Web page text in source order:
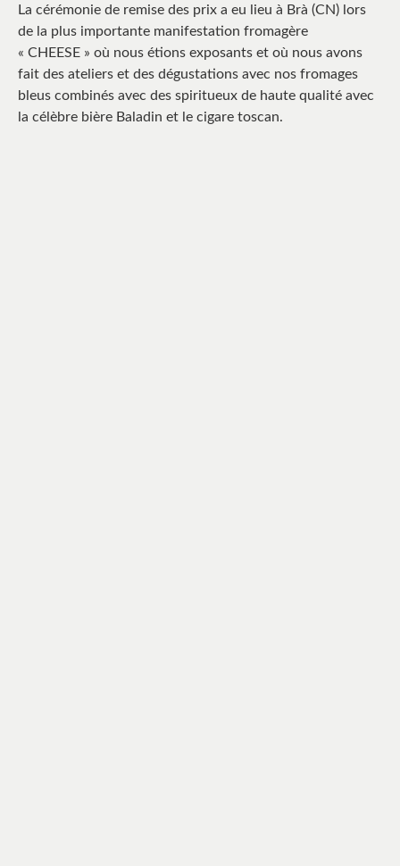
La cérémonie de remise des prix a eu lieu à Brà (CN) lors
de la plus importante manifestation fromagère
« CHEESE » où nous étions exposants et où nous avons
fait des ateliers et des dégustations avec nos fromages
bleus combinés avec des spiritueux de haute qualité avec
la célèbre bière Baladin et le cigare toscan.